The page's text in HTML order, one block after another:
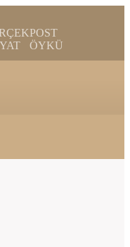
POST
ÖYKÜ